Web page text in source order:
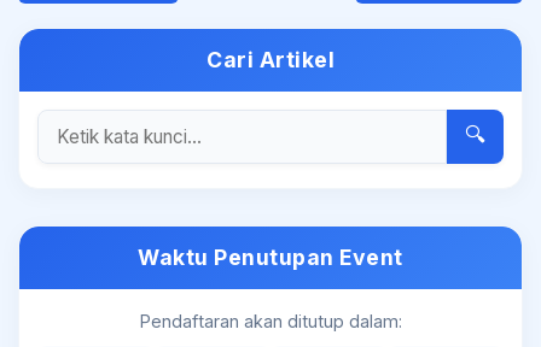
Cari Artikel
🔍
Waktu Penutupan Event
Pendaftaran akan ditutup dalam: